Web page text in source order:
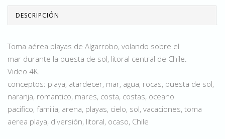
DESCRIPCIÓN
Toma aérea playas de Algarrobo, volando sobre el
mar durante la puesta de sol, litoral central de Chile.
Video 4K.
conceptos: playa, atardecer, mar, agua, rocas, puesta de sol,
naranja, romantico, mares, costa, costas, oceano
pacifico, familia, arena, playas, cielo, sol, vacaciones, toma
aerea playa, diversión, litoral, ocaso, Chile